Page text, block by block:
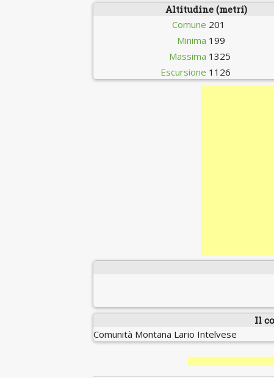
Altitudine (metri)
Comune 201
Minima 199
Massima 1325
Escursione 1126
Il
Comunità Montana Lario Intelvese